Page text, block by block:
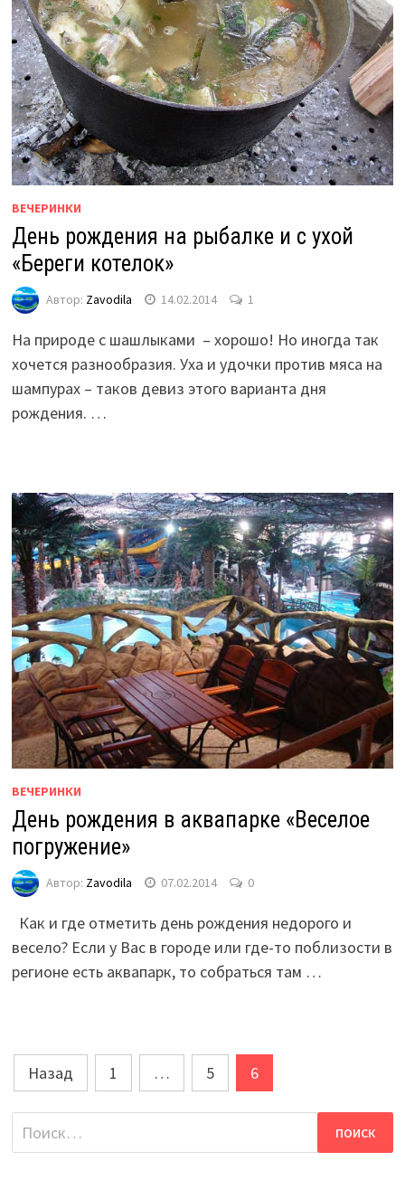
ВЕЧЕРИНКИ
День рождения на рыбалке и с ухой
«Береги котелок»
Автор: Zavodila 14.02.2014 1
На природе с шашлыками – хорошо! Но иногда так
хочется разнообразия. Уха и удочки против мяса на
шампурах – таков девиз этого варианта дня
рождения. …
ВЕЧЕРИНКИ
День рождения в аквапарке «Веселое
погружение»
Автор: Zavodila 07.02.2014 0
Как и где отметить день рождения недорого и
весело? Если у Вас в городе или где-то поблизости в
регионе есть аквапарк, то собраться там …
Пагинация
записей
Назад 1 … 5 6
Найти: